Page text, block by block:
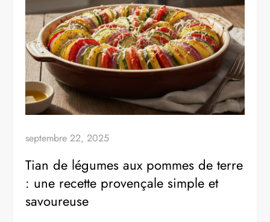
septembre 22, 2025
Tian de légumes aux pommes de terre
: une recette provençale simple et
savoureuse